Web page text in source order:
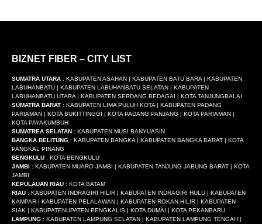
BIZNET FIBER – CITY LIST
SUMATRA UTARA : KABUPATEN ASAHAN | KABUPATEN BATU BARA | KABUPATEN
LABUHANBATU | KABUPATEN LABUHANBATU SELATAN | KABUPATEN
LABUHANBATU UTARA | KABUPATEN SERDANG BEDAGAI | KOTA TANJUNGBALAI
SUMATRA BARAT : KABUPATEN LIMA PULUH KOTA | KABUPATEN PADANG
PARIAMAN | KOTA BUKITTINGGI | KOTA PADANG PANJANG | KOTA PARIAMAN |
KOTA PAYAKUMBUH
SUMATREA SELATAN : KABUPATEN MUSI BANYUASIN
BANGKA BELITUNG : KABUPATEN BANGKA | KABUPATEN BANGKA BARAT | KOTA
PANGKAL PINANG
BENGKULU : KOTA BENGKULU
JAMBI : KABUPATEN MUARO JAMBI | KABUPATEN TANJUNG JABUNG BARAT | KOTA
JAMBI
KEPULAUAN RIAU : KOTA BATAM
RIAU : KABUPATEN INDRAGIRI HILIR | KABUPATEN INDRAGIRI HULU | KABUPATEN
KAMPAR | KABUPATEN PELALAWAN | KABUPATEN ROKAN HILIR | KABUPATEN
SIAK | KABUPATENUPATEN BENGKALIS | KOTA DUMAI | KOTA PEKANBARU
LAMPUNG : KABUPATEN LAMPUNG SELATAN | KABUPATEN LAMPUNG TENGAH |